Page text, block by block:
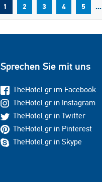
1 2 3 4 5 ...
Sprechen Sie mit uns
TheHotel.gr im Facebook
TheHotel.gr in Instagram
TheHotel.gr in Twitter
TheHotel.gr in Pinterest
TheHotel.gr in Skype